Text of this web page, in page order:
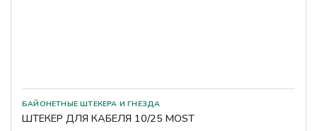
БАЙОНЕТНЫЕ ШТЕКЕРА И ГНЕЗДА
ШТЕКЕР ДЛЯ КАБЕЛЯ 10/25 MOST